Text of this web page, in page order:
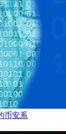
币安系